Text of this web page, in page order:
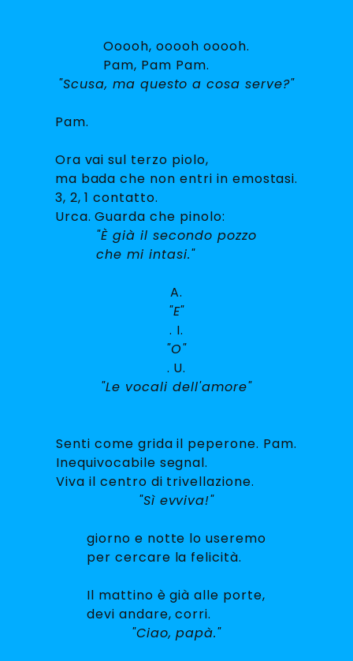
Ooooh, ooooh ooooh.
Pam, Pam Pam.
"Scusa, ma questo a cosa serve?"
Pam.
Ora vai sul terzo piolo,
ma bada che non entri in emostasi.
3, 2, 1 contatto.
Urca. Guarda che pinolo:
"È già il secondo pozzo
che mi intasi."
A.
"E"
. I.
"O"
. U.
"Le vocali dell'amore"
Senti come grida il peperone. Pam.
Inequivocabile segnal.
Viva il centro di trivellazione.
"Sì evviva!"
giorno e notte lo useremo
per cercare la felicità.
Il mattino è già alle porte,
devi andare, corri.
"Ciao, papà."